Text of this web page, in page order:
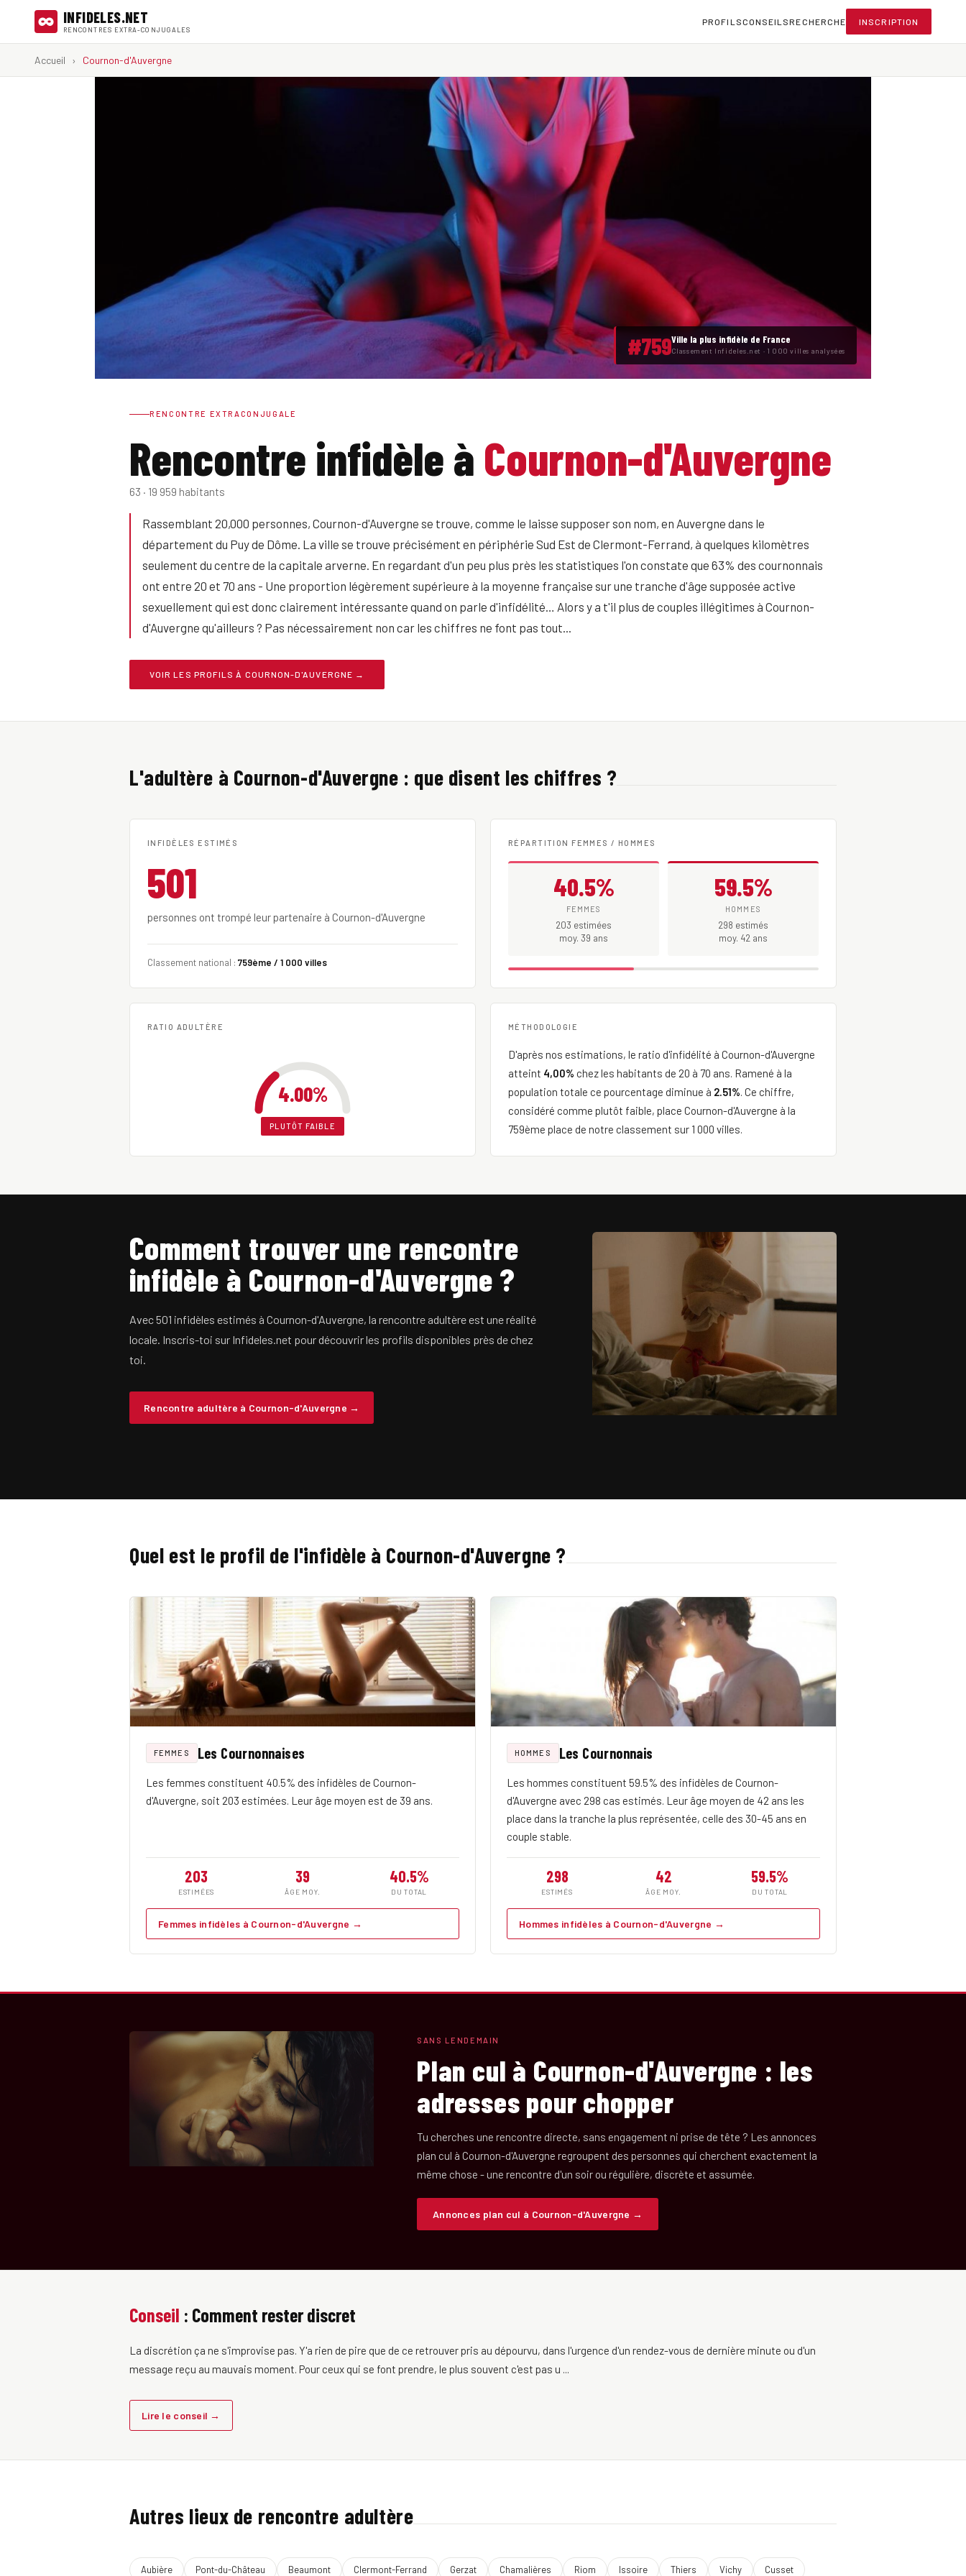
INFIDELES.NET
RENCONTRES EXTRA-CONJUGALES
PROFILSCONSEILSRECHERCHE INSCRIPTION
Accueil › Cournon-d'Auvergne
#759Ville la plus infidèle de France
Classement Infideles.net · 1 000 villes analysées
RENCONTRE EXTRACONJUGALE
Rencontre infidèle à Cournon-d'Auvergne
63 · 19 959 habitants
Rassemblant 20,000 personnes, Cournon-d'Auvergne se trouve, comme le laisse supposer son nom, en Auvergne dans le
département du Puy de Dôme. La ville se trouve précisément en périphérie Sud Est de Clermont-Ferrand, à quelques kilomètres
seulement du centre de la capitale arverne. En regardant d'un peu plus près les statistiques l'on constate que 63% des cournonnais
ont entre 20 et 70 ans - Une proportion légèrement supérieure à la moyenne française sur une tranche d'âge supposée active
sexuellement qui est donc clairement intéressante quand on parle d'infidélité… Alors y a t'il plus de couples illégitimes à Cournon-
d'Auvergne qu'ailleurs ? Pas nécessairement non car les chiffres ne font pas tout...
VOIR LES PROFILS À COURNON-D'AUVERGNE →
L'adultère à Cournon-d'Auvergne : que disent les chiffres ?
INFIDÈLES ESTIMÉS
501
personnes ont trompé leur partenaire à Cournon-d'Auvergne
Classement national : 759ème / 1 000 villes
RÉPARTITION FEMMES / HOMMES
40.5%
FEMMES
203 estimées
moy. 39 ans
59.5%
HOMMES
298 estimés
moy. 42 ans
RATIO ADULTÈRE
4.00%
PLUTÔT FAIBLE
MÉTHODOLOGIE
D'après nos estimations, le ratio d'infidélité à Cournon-d'Auvergne
atteint 4,00% chez les habitants de 20 à 70 ans. Ramené à la
population totale ce pourcentage diminue à 2.51%. Ce chiffre,
considéré comme plutôt faible, place Cournon-d'Auvergne à la
759ème place de notre classement sur 1 000 villes.
Comment trouver une rencontre
infidèle à Cournon-d'Auvergne ?
Avec 501 infidèles estimés à Cournon-d'Auvergne, la rencontre adultère est une réalité
locale. Inscris-toi sur Infideles.net pour découvrir les profils disponibles près de chez
toi.
Rencontre adultère à Cournon-d'Auvergne →
Quel est le profil de l'infidèle à Cournon-d'Auvergne ?
FEMMES Les Cournonnaises
Les femmes constituent 40.5% des infidèles de Cournon-
d'Auvergne, soit 203 estimées. Leur âge moyen est de 39 ans.
203
ESTIMÉES
39
ÂGE MOY.
40.5%
DU TOTAL
Femmes infidèles à Cournon-d'Auvergne →
HOMMES Les Cournonnais
Les hommes constituent 59.5% des infidèles de Cournon-
d'Auvergne avec 298 cas estimés. Leur âge moyen de 42 ans les
place dans la tranche la plus représentée, celle des 30-45 ans en
couple stable.
298
ESTIMÉS
42
ÂGE MOY.
59.5%
DU TOTAL
Hommes infidèles à Cournon-d'Auvergne →
SANS LENDEMAIN
Plan cul à Cournon-d'Auvergne : les
adresses pour chopper
Tu cherches une rencontre directe, sans engagement ni prise de tête ? Les annonces
plan cul à Cournon-d'Auvergne regroupent des personnes qui cherchent exactement la
même chose - une rencontre d'un soir ou régulière, discrète et assumée.
Annonces plan cul à Cournon-d'Auvergne →
Conseil : Comment rester discret
La discrétion ça ne s'improvise pas. Y'a rien de pire que de ce retrouver pris au dépourvu, dans l'urgence d'un rendez-vous de dernière minute ou d'un
message reçu au mauvais moment. Pour ceux qui se font prendre, le plus souvent c'est pas u ...
Lire le conseil →
Autres lieux de rencontre adultère
Aubière Pont-du-Château Beaumont Clermont-Ferrand Gerzat Chamalières Riom Issoire Thiers Vichy Cusset